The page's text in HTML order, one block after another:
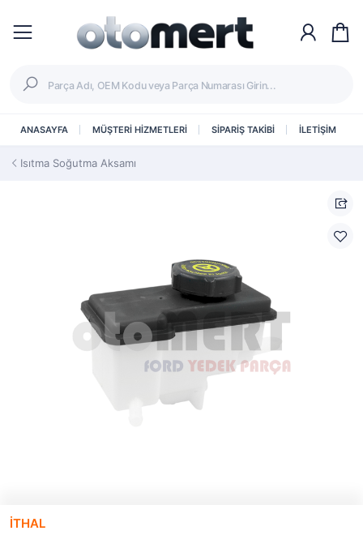
ANASAYFA MÜŞTERİ HİZMETLERİ SİPARİŞ TAKİBİ İLETİŞİM
Isıtma Soğutma Aksamı
İTHAL